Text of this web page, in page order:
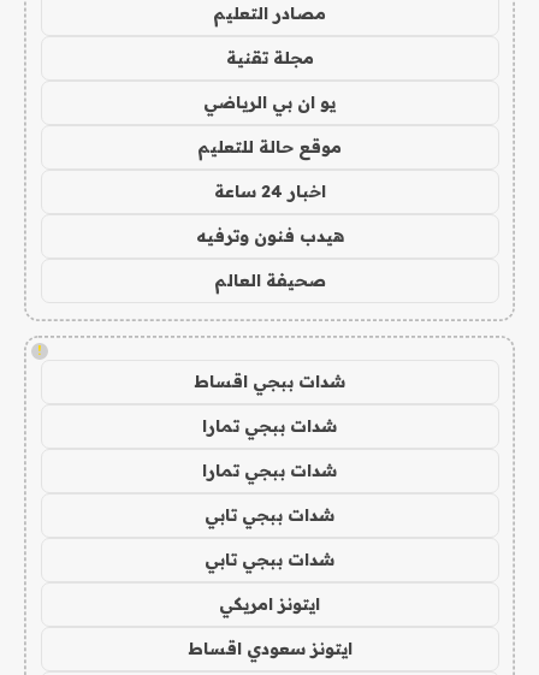
مصادر التعليم
مجلة تقنية
يو ان بي الرياضي
موقع حالة للتعليم
اخبار 24 ساعة
هيدب فنون وترفيه
صحيفة العالم
!
شدات ببجي اقساط
شدات ببجي تمارا
شدات ببجي تمارا
شدات ببجي تابي
شدات ببجي تابي
ايتونز امريكي
ايتونز سعودي اقساط